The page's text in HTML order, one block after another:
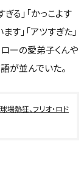
る」「かっこよす
す」「アツすぎた」
ローの愛弟子くんや
が並んでいた。
熱狂、フリオ・ロド